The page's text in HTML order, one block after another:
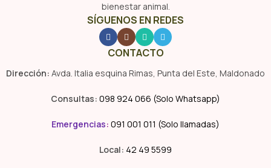
bienestar animal.
SÍGUENOS EN REDES
CONTACTO
Dirección: Avda. Italia esquina Rimas, Punta del Este, Maldonado
Consultas: 098 924 066 (Solo Whatsapp)
Emergencias: 091 001 011 (Solo llamadas)
Local: 42 49 5599